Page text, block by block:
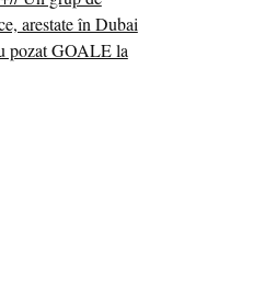
arestate în Dubai
pozat GOALE la